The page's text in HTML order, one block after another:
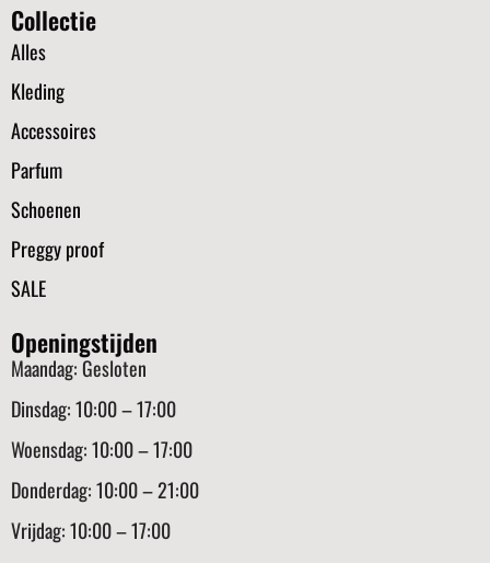
Collectie
Alles
Kleding
Accessoires
Parfum
Schoenen
Preggy proof
SALE
Openingstijden
Maandag: Gesloten
Dinsdag: 10:00 – 17:00
Woensdag: 10:00 – 17:00
Donderdag: 10:00 – 21:00
Vrijdag: 10:00 – 17:00